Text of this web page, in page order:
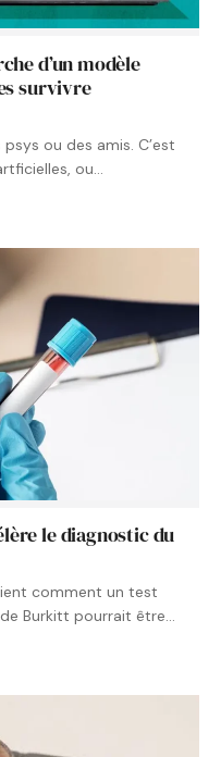
d’un modèle
survivre
ou des amis. C’est
ou…
le diagnostic du
comment un test
Burkitt pourrait être